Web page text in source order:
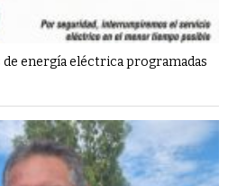
de energía eléctrica programadas